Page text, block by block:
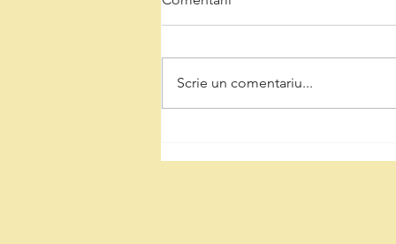
maximă la cazare.
Scrie un comentariu...